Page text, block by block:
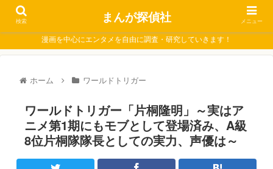
漫画を中心にエンタメを自由に調査・研究していきます！
ホーム ワールドトリガー
ワールドトリガー「片桐隆明」～実はア
ニメ第1期にもモブとして登場済み、A級
8位片桐隊隊長としての実力、声優は～
検索 まんが探偵社 メニュー